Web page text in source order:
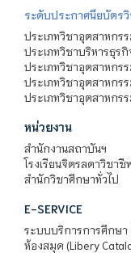
ระดับประกาศนียบัตร
ประเภทวิชาอุตสาหกร
ประเภทวิชาบริหารธุรกิ
ประเภทวิชาอุตสาหกร
ประเภทวิชาอุตสาหกร
ประเภทวิชาอุตสาหกร
หน่วยงาน
สำนักงานสถาบันฯ
โรงเรียนจิตรลดาวิชาชี
สำนักวิชาศึกษาทั่วไป
E-SERVICE
ระบบบริการการศึกษา
ห้องสมุด (Libery